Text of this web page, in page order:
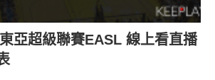
亞超級聯賽EASL 線上看直播